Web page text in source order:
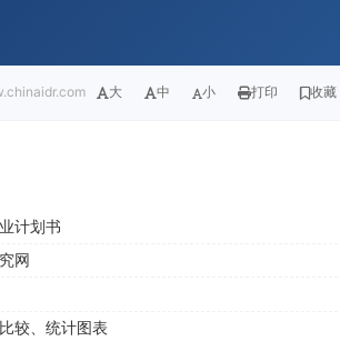
大 中 小 打印 收藏
计划书
网
较、统计图表